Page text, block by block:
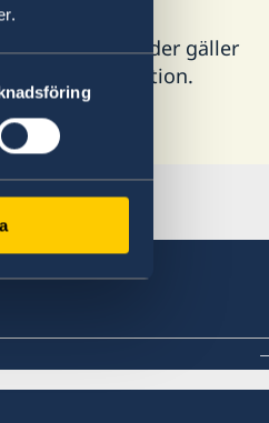
I vissa länder gäller
mer information.